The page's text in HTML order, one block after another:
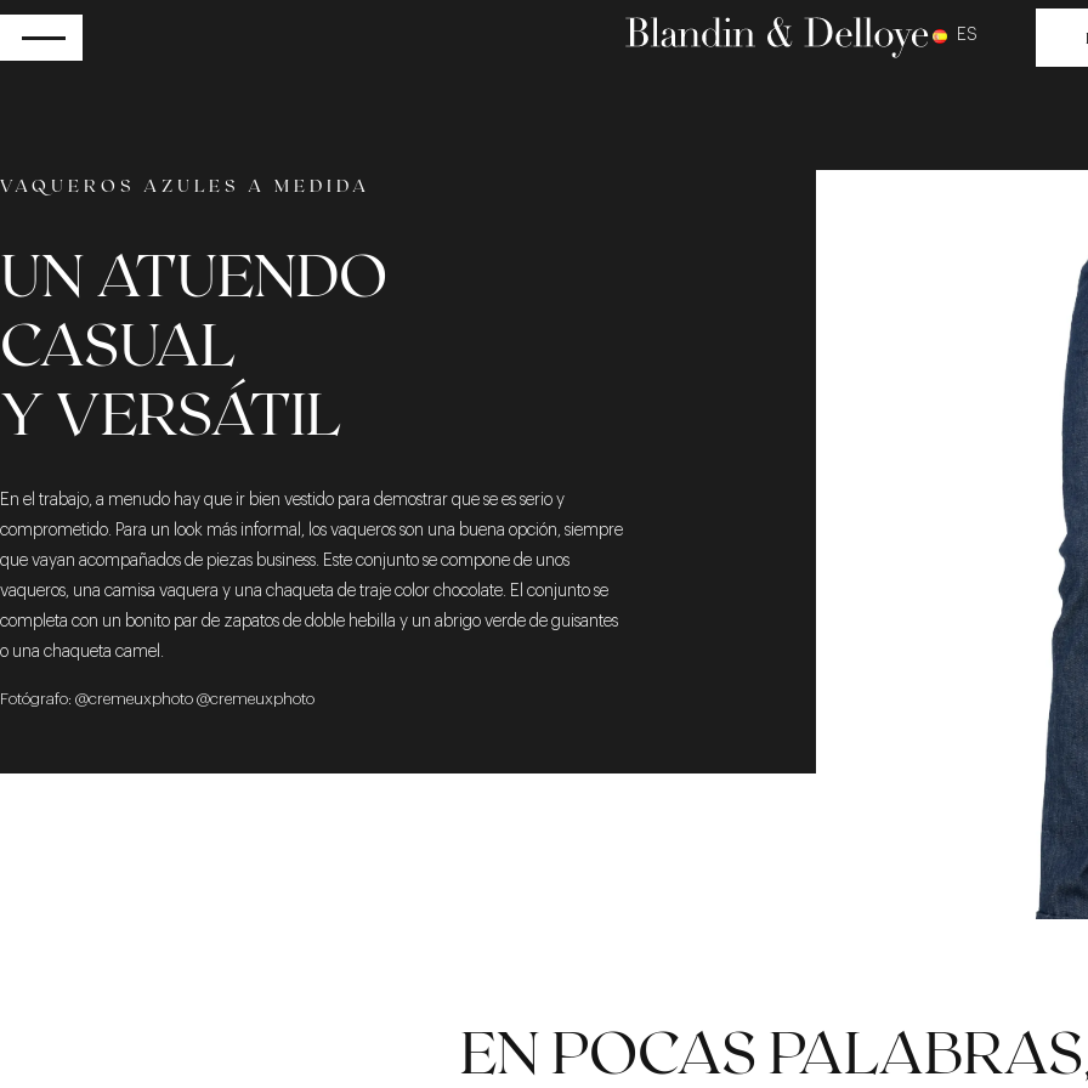
ES
VAQUEROS AZULES A MEDIDA
UN ATUENDO
CASUAL
Y VERSÁTIL
En el trabajo, a menudo hay que ir bien vestido para demostrar que se es serio y
comprometido. Para un look más informal, los vaqueros son una buena opción, siempre
que vayan acompañados de piezas business. Este conjunto se compone de unos
vaqueros, una camisa vaquera y una chaqueta de traje color chocolate. El conjunto se
completa con un bonito par de zapatos de doble hebilla y un abrigo verde de guisantes
o una chaqueta camel.
Fotógrafo: @cremeuxphoto @cremeuxphoto
EN POCAS